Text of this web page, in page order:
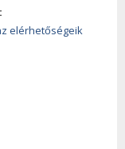
elérhetőségeik